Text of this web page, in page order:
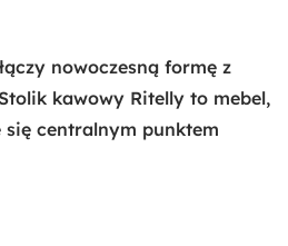
nowoczesną formę z
kawowy Ritelly to mebel,
centralnym punktem